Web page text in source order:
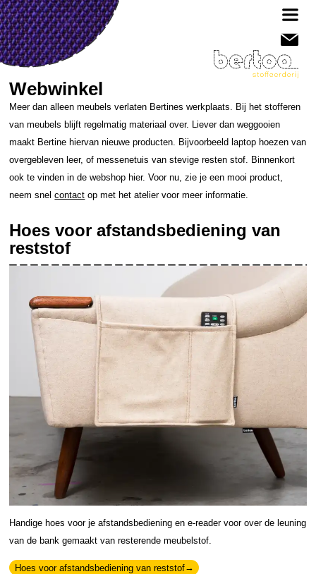
Webwinkel
Meer dan alleen meubels verlaten Bertines werkplaats. Bij het stofferen
van meubels blijft regelmatig materiaal over. Liever dan weggooien
maakt Bertine hiervan nieuwe producten. Bijvoorbeeld laptop hoezen van
overgebleven leer, of messenetuis van stevige resten stof. Binnenkort
ook te vinden in de webshop hier. Voor nu, zie je een mooi product,
neem snelcontact op met het atelier voor meer informatie.
Hoes voor afstandsbediening van
reststof
Handige hoes voor je afstandsbediening en e-reader voor over de leuning
van de bank gemaakt van resterende meubelstof.
Hoes voor afstandsbediening van reststof